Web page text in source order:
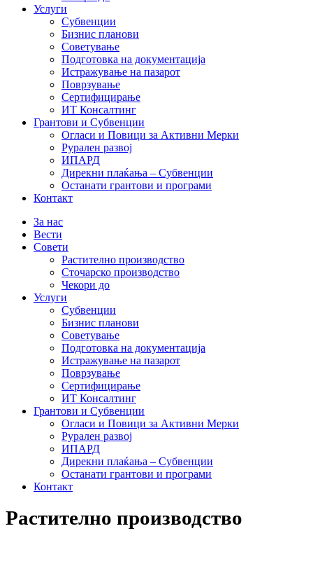
Услуги
Субвенции
Бизнис планови
Советување
Подготовка на документација
Истражување на пазарот
Поврзување
Сертифицирање
ИТ Консалтинг
Грантови и Субвенции
Огласи и Повици за Активни Мерки
Рурален развој
ИПАРД
Дирекни плаќања – Субвенции
Останати грантови и програми
Контакт
За нас
Вести
Совети
Растително производство
Сточарско производство
Чекори до
Услуги
Субвенции
Бизнис планови
Советување
Подготовка на документација
Истражување на пазарот
Поврзување
Сертифицирање
ИТ Консалтинг
Грантови и Субвенции
Огласи и Повици за Активни Мерки
Рурален развој
ИПАРД
Дирекни плаќања – Субвенции
Останати грантови и програми
Контакт
Растително производство